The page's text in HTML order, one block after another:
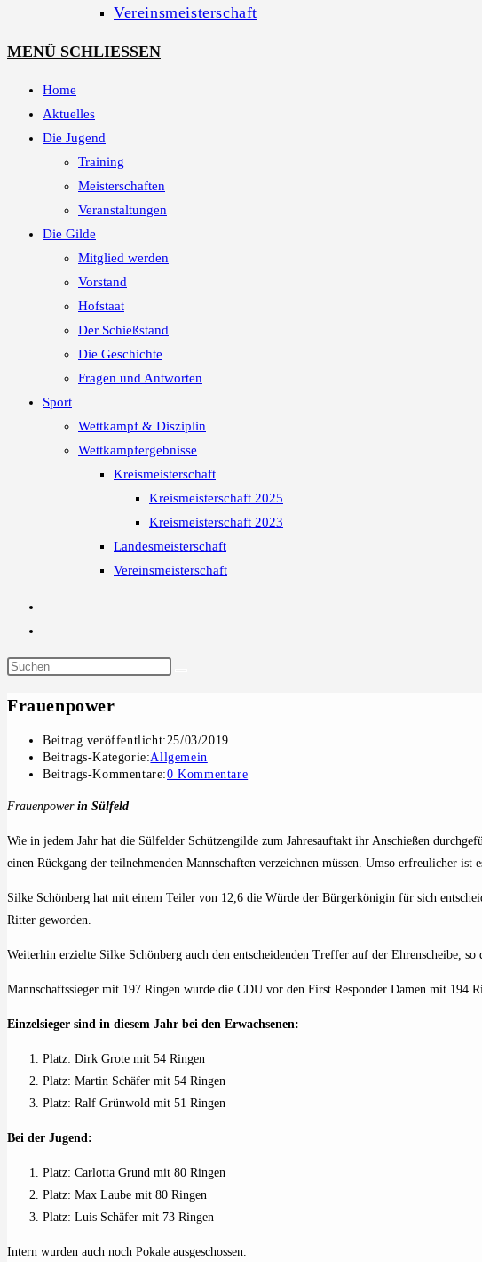
Vereinsmeisterschaft
MENÜ SCHLIESSEN
Home
Aktuelles
Die Jugend
Training
Meisterschaften
Veranstaltungen
Die Gilde
Mitglied werden
Vorstand
Hofstaat
Der Schießstand
Die Geschichte
Fragen und Antworten
Sport
Wettkampf & Disziplin
Wettkampfergebnisse
Kreismeisterschaft
Kreismeisterschaft 2025
Kreismeisterschaft 2023
Landesmeisterschaft
Vereinsmeisterschaft
Frauenpower
Beitrag veröffentlicht:25/03/2019
Beitrags-Kategorie:Allgemein
Beitrags-Kommentare:0 Kommentare
Frauenpowerin Sülfeld
Wie in jedem Jahr hat die Sülfelder Schützengilde zum Jahresauftakt ihr Anschießen
einen Rückgang der teilnehmenden Mannschaften verzeichnen müssen. Umso erfreulicher
Silke Schönberg hat mit einem Teiler von 12,6 die Würde der Bürgerkönigin für sich
Ritter geworden.
Weiterhin erzielte Silke Schönberg auch den entscheidenden Treffer auf der Ehrenscheibe, so
Mannschaftssieger mit 197 Ringen wurde die CDU vor den First Responder Damen mit 194
Einzelsieger sind in diesem Jahr bei den Erwachsenen:
Platz: Dirk Grote mit 54 Ringen
Platz: Martin Schäfer mit 54 Ringen
Platz: Ralf Grünwold mit 51 Ringen
Bei der Jugend:
Platz: Carlotta Grund mit 80 Ringen
Platz: Max Laube mit 80 Ringen
Platz: Luis Schäfer mit 73 Ringen
Intern wurden auch noch Pokale ausgeschossen.